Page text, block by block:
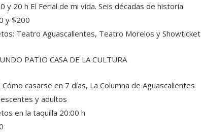
y 20 h El Ferial de mi vida. Seis décadas de historia
y $200
Teatro Aguascalientes, Teatro Morelos y Showticket
PATIO CASA DE LA CULTURA
Cómo casarse en 7 días, La Columna de Aguascalientes
y adultos
en la taquilla 20:00 h